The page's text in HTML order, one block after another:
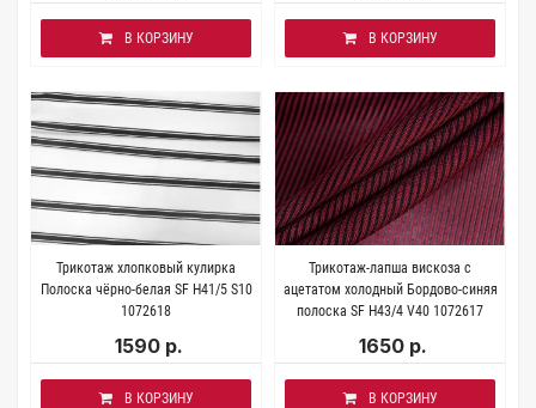
В КОРЗИНУ В КОРЗИНУ
Трикотаж хлопковый кулирка
Полоска чёрно-белая SF H41/5 S10
1072618
1590 р.
В КОРЗИНУ
Трикотаж-лапша вискоза с
ацетатом холодный Бордово-синяя
полоска SF H43/4 V40 1072617
1650 р.
В КОРЗИНУ